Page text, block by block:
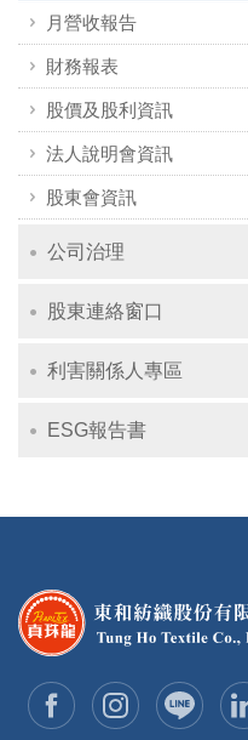
月營收報告
財務報表
股價及股利資訊
法人說明會資訊
股東會資訊
公司治理
股東連絡窗口
利害關係人專區
ESG報告書